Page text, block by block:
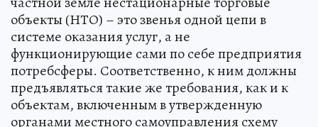
- Надо понимать, что расположенные на
частной земле нестационарные торговые
объекты (НТО) – это звенья одной цепи в
системе оказания услуг, а не
функционирующие сами по себе предприятия
потребсферы. Соответственно, к ним должны
предъявляться такие же требования, как и к